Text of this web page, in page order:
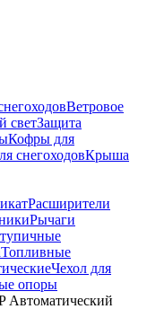
Ветровое
светЗащита
Кофры для
снегоходовКрыша
Расширители
Рычаги
Топливные
Чехол для
опоры
Автоматический